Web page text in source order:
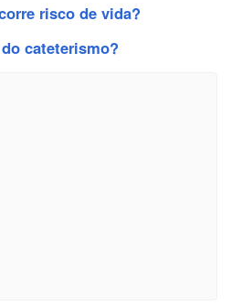
risco de vida?
cateterismo?